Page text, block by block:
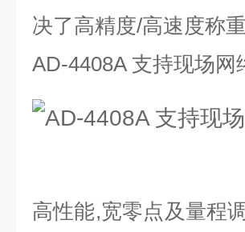
决了高精度/高速度称
AD-4408A 支持现场网
高性能,宽零点及量程